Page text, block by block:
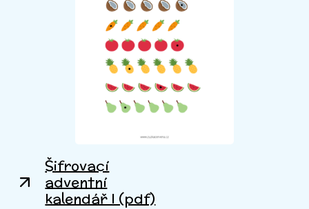
Šifrovací
adventní
kalendář I (pdf)